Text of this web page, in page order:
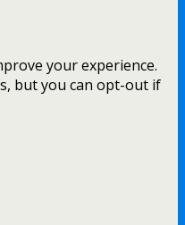
your experience.
but you can opt-out if